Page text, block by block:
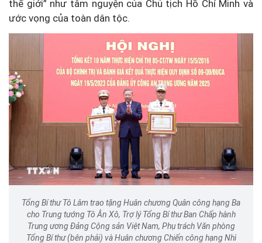
thế giới” như tâm nguyện của Chủ tịch Hồ Chí Minh và
ước vọng của toàn dân tộc.
Tổng Bí thư Tô Lâm trao tặng Huân chương Quân công hạng Ba
cho Trung tướng Tô Ân Xô, Trợ lý Tổng Bí thư Ban Chấp hành
Trung ương Đảng Cộng sản Việt Nam, Phụ trách Văn phòng
Tổng Bí thư (bên phải) và Huân chương Chiến công hạng Nhì